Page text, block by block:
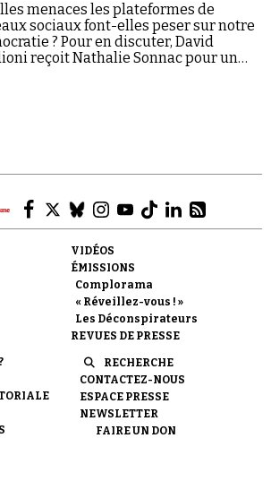
Newsletter
Faire un don
menaces les plateformes de
sociaux font-elles peser sur notre
? Pour en discuter, David
reçoit Nathalie Sonnac pour un
VIDÉOS
ÉMISSIONS
Complorama
« Réveillez-vous ! »
Les Déconspirateurs
REVUES DE PRESSE
RECHERCHE
CONTACTEZ-NOUS
ESPACE PRESSE
NEWSLETTER
FAIRE UN DON